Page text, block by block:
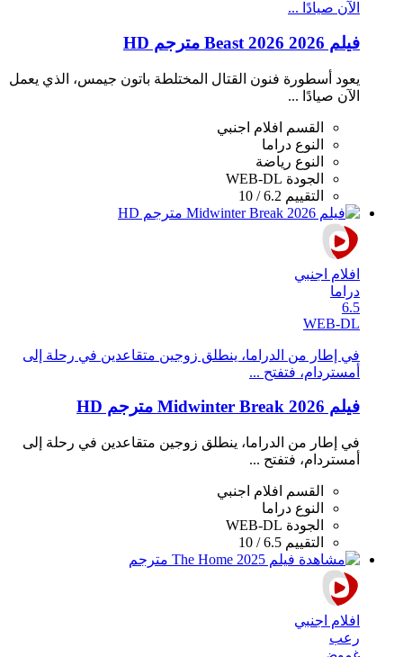
الآن صيادًا ...
فيلم Beast 2026 2026 مترجم HD
يعود أسطورة فنون القتال المختلطة باتون جيمس، الذي يعمل
الآن صيادًا ...
القسم
افلام اجنبي
النوع دراما
النوع رياضة
الجودة WEB-DL
التقييم 6.2 / 10
افلام اجنبي
دراما
6.5
WEB-DL
في إطار من الدراما، ينطلق زوجين متقاعدين في رحلة إلى
أمستردام، فتفتح ...
فيلم Midwinter Break 2026 مترجم HD
في إطار من الدراما، ينطلق زوجين متقاعدين في رحلة إلى
أمستردام، فتفتح ...
القسم
افلام اجنبي
النوع دراما
الجودة WEB-DL
التقييم 6.5 / 10
افلام اجنبي
رعب